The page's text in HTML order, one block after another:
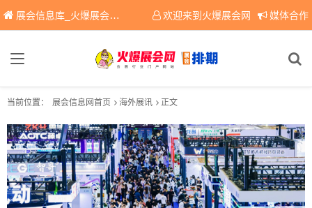
展会信息库_火爆展会网免费展会信息查询平台，提供专业会展服务！ 欢迎来到火爆展会网 媒体合作
当前位置： 展会信息网首页 海外展讯 正文